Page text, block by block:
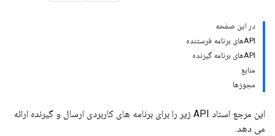
در این صفحه
APIهای برنامه فرستنده
APIهای برنامه گیرنده
منابع
مجوزها
این مرجع اسناد API زیر را برای برنامه های کاربردی ارسال و گیرنده ارائه
می دهد.